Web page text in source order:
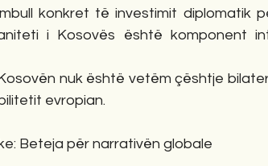
konkret të investimit diplomatik
i Kosovës është komponent
nuk është vetëm çështje
evropian.
Beteja për narrativën globale